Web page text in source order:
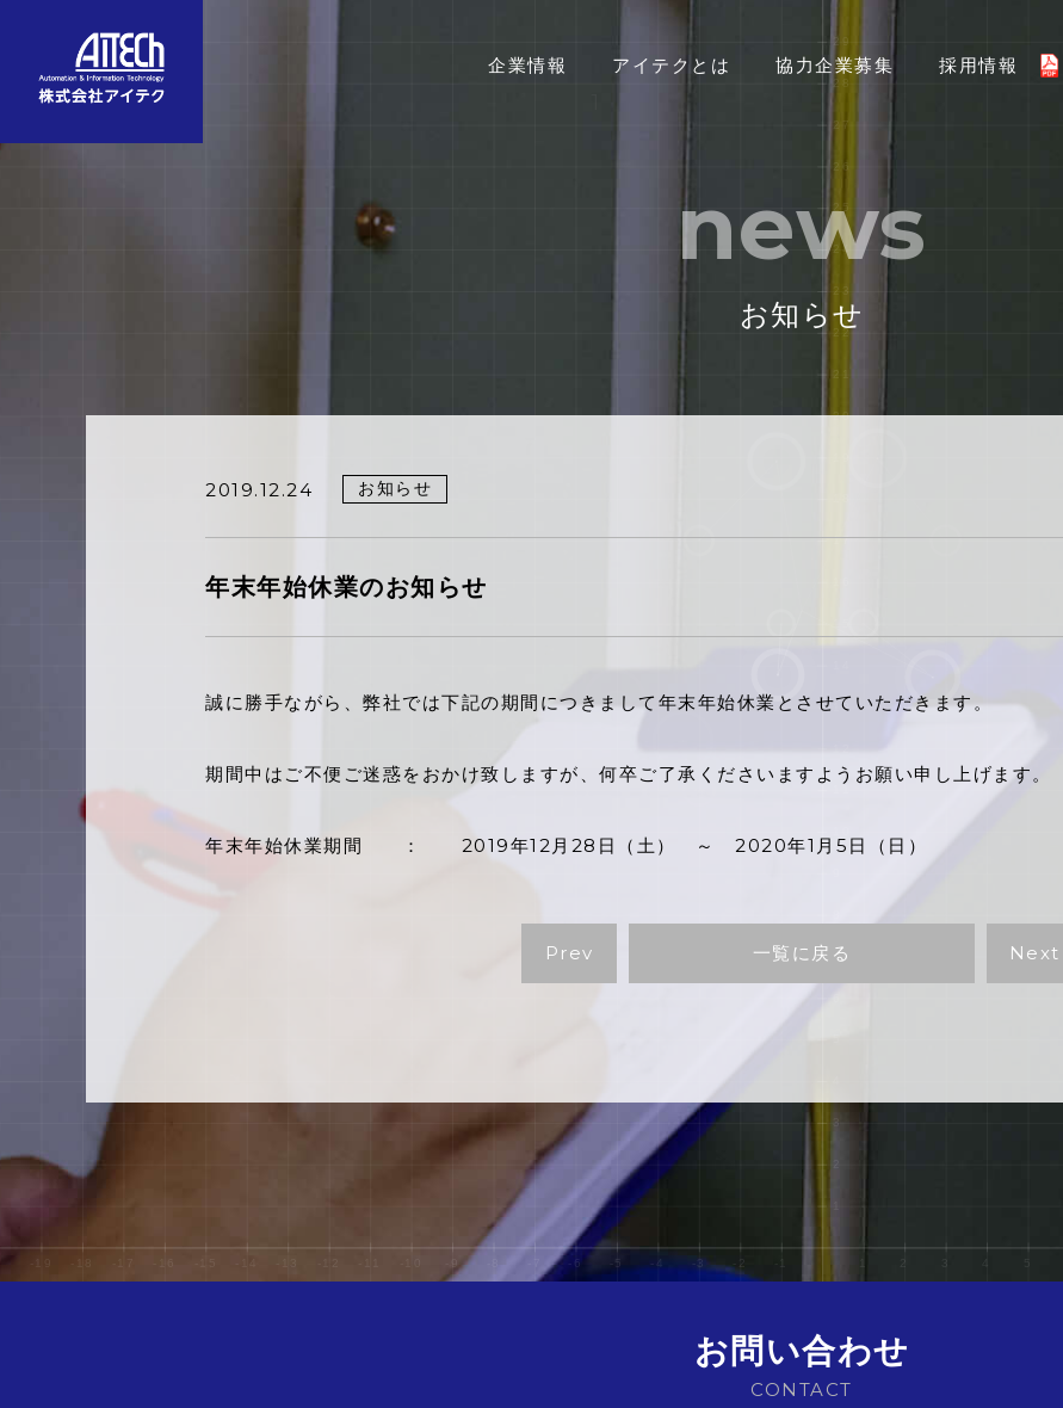
企業情報 アイテクとは 協力企業募集 採用情報
news
お知らせ
2019.12.24 お知らせ
年末年始休業のお知らせ
誠に勝手ながら、弊社では下記の期間につきまして年末年始休業とさせていただきます。
期間中はご不便ご迷惑をおかけ致しますが、何卒ご了承くださいますようお願い申し上げます。
年末年始休業期間 ： 2019年12月28日（土） ～ 2020年1月5日（日）
Prev 一覧に戻る Next
お問い合わせ
CONTACT